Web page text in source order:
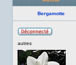
Bergamotte
autres